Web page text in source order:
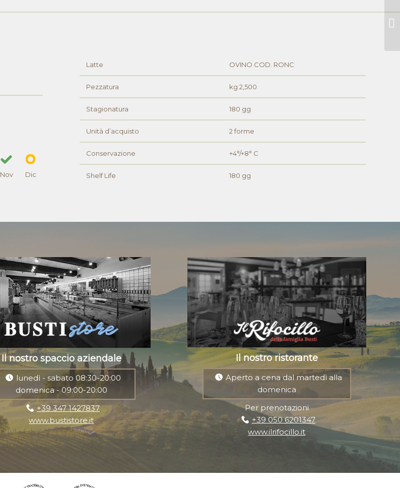
Nov Dic
Latte OVINO COD. RONC
Pezzatura kg 2,500
Stagionatura 180 gg
Unità d’acquisto 2 forme
Conservazione +4°/+8° C
Shelf Life 180 gg
Il nostro spaccio aziendale
lunedì - sabato 08:30-20:00
domenica - 09:00-20:00
+39 347 1427837
www.bustistore.it
Il nostro ristorante
Aperto a cena dal martedì alla
domenica
Per prenotazioni
+39 050 6201347
www.ilrifocillo.it